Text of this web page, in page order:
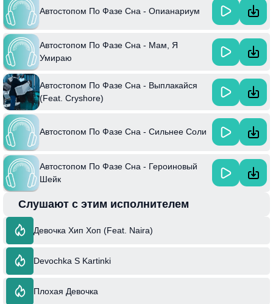
Автостопом По Фазе Сна - Опианариум
Автостопом По Фазе Сна - Мам, Я
Умираю
Автостопом По Фазе Сна - Выплакайся
(Feat. Cryshore)
Автостопом По Фазе Сна - Сильнее Соли
Автостопом По Фазе Сна - Героиновый
Шейк
Слушают с этим исполнителем
Девочка Хип Хоп (Feat. Naira)
Devochka S Kartinki
Плохая Девочка